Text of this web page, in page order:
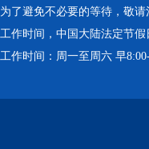
为了避免不必要的等待，敬
工作时间，中国大陆法定节假
工作时间：周一至周六 早